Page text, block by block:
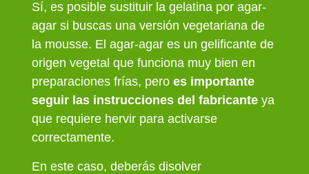
Sí, es posible sustituir la gelatina por agar-
agar si buscas una versión vegetariana de
la mousse. El agar-agar es un gelificante de
origen vegetal que funciona muy bien en
preparaciones frías, pero es importante
seguir las instrucciones del fabricanteya
que requiere hervir para activarse
correctamente.
En este caso, deberás disolver